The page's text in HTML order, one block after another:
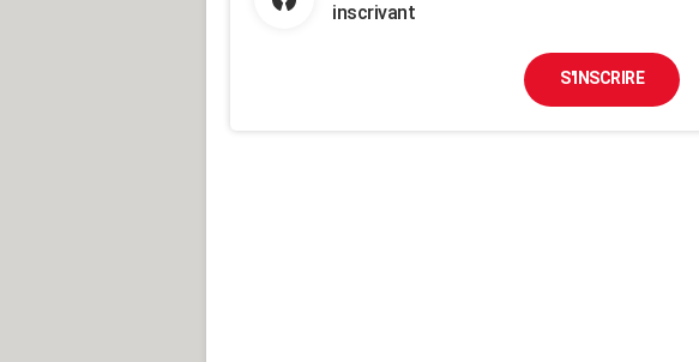
inscrivant
S'INSCRIRE